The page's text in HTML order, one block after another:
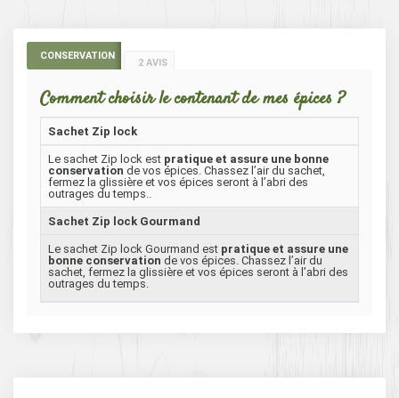
CONSERVATION
2 AVIS
Comment choisir le contenant de mes épices ?
Sachet Zip lock
Le sachet Zip lock est pratique et assure une bonne
conservation de vos épices. Chassez l’air du sachet,
fermez la glissière et vos épices seront à l’abri des
outrages du temps..
Sachet Zip lock Gourmand
Le sachet Zip lock Gourmand est pratique et assure une
bonne conservation de vos épices. Chassez l’air du
sachet, fermez la glissière et vos épices seront à l’abri des
outrages du temps.